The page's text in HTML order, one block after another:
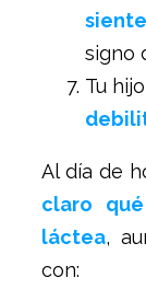
signo
Tu
Al día de
claro
láctea,
con: